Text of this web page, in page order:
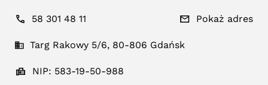
58 301 48 11 Pokaż adres
Targ Rakowy 5/6, 80-806 Gdańsk
NIP: 583-19-50-988